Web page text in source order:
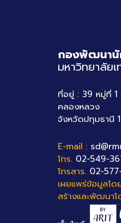
กองพัฒนานั
มหาวิทยาลัย
ที่อยู่ : 39 หมู่ที่ 1
คลองหลวง
จังหวัดปทุมธานี
E-mail :
โทร. 02-549-
โทรสาร. 02-
เผยแพร่ข้อมูลโด
สร้างและพัฒนาโ